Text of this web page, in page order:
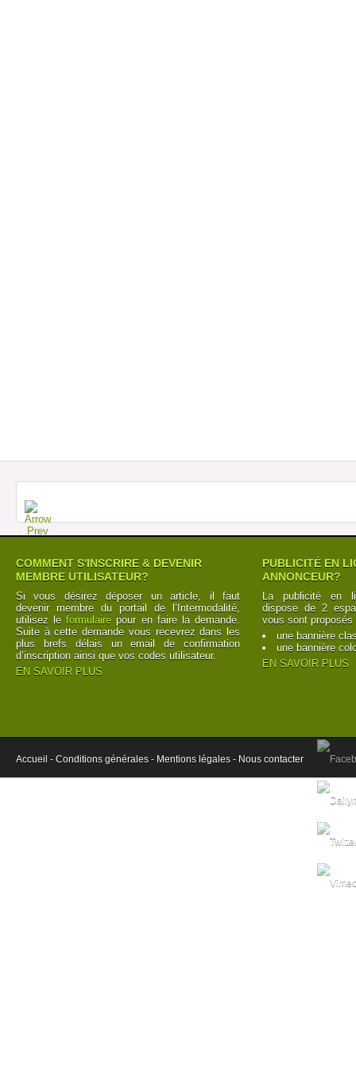
COMMENT S'INSCRIRE & DEVENIR
MEMBRE UTILISATEUR?
Si vous désirez déposer un article, il faut
devenir membre du portail de l’Intermodalité,
utilisez leformulaire pour en faire la demande.
Suite à cette demande vous recevrez dans les
plus brefs délais un email de confirmation
d’inscription ainsi que vos codes utilisateur.
EN SAVOIR PLUS
PUBLICITÉ EN
ANNONCEUR?
La publicité en
dispose de 2
vous sont proposés
une bannière
une bannière
EN SAVOIR PLUS
Accueil - Conditions générales - Mentions légales - Nous contacter